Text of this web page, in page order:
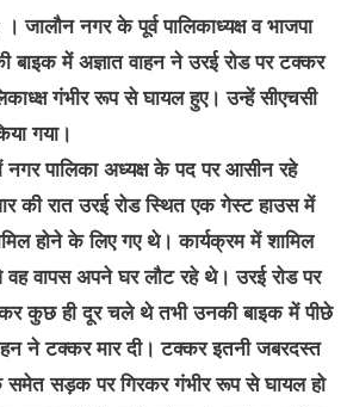
नगर के पूर्व पालिकाध्यक्ष व भाजपा
बाइक में अज्ञात वाहन ने उरई रोड पर टक्कर
गंभीर रूप से घायल हुए। उन्हें सीएचसी
गया।
नगर पालिका अध्यक्ष के पद पर आसीन रहे
की रात उरई रोड स्थित एक गेस्ट हाउस में
होने के लिए गए थे। कार्यक्रम में शामिल
वापस अपने घर लौट रहे थे। उरई रोड पर
कुछ ही दूर चले थे तभी उनकी बाइक में पीछे
ने टक्कर मार दी। टक्कर इतनी जबरदस्त
समेत सड़क पर गिरकर गंभीर रूप से घायल हो